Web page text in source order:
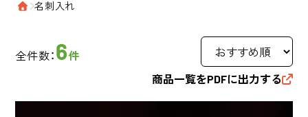
ホーム
›名刺入れ
全件数： 6件
商品一覧をPDFに出力する